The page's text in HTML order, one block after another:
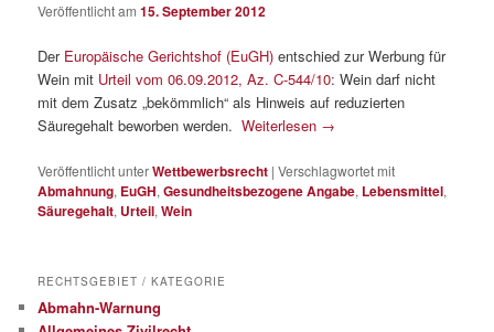
Veröffentlicht am15. September 2012
Der Europäische Gerichtshof (EuGH) entschied zur Werbung für
Wein mit Urteil vom 06.09.2012, Az. C-544/10: Wein darf nicht
mit dem Zusatz „bekömmlich“ als Hinweis auf reduzierten
Säuregehalt beworben werden.Weiterlesen →
Veröffentlicht unterWettbewerbsrecht |Verschlagwortet mit
Abmahnung, EuGH,Gesundheitsbezogene Angabe, Lebensmittel,
Säuregehalt, Urteil,Wein
RECHTSGEBIET / KATEGORIE
Abmahn-Warnung